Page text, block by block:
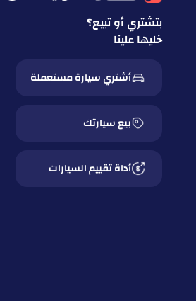
بتشتري أو تبيع؟
خليها علينا
أشتري سيارة مستعملة
بيع سيارتك
أداة تقييم السيارات